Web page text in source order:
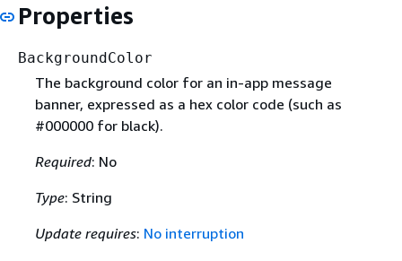
Properties
BackgroundColor
The background color for an in-app message
banner, expressed as a hex color code (such as
#000000 for black).
Required: No
Type: String
Update requires: No interruption